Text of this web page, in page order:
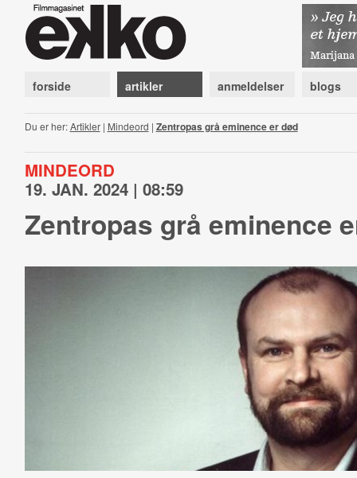
forside artikler anmeldelser blogs
Du er her:Artikler| Mindeord | Zentropas grå eminence er død
MINDEORD
19. JAN. 2024 | 08:59
Zentropas grå eminence